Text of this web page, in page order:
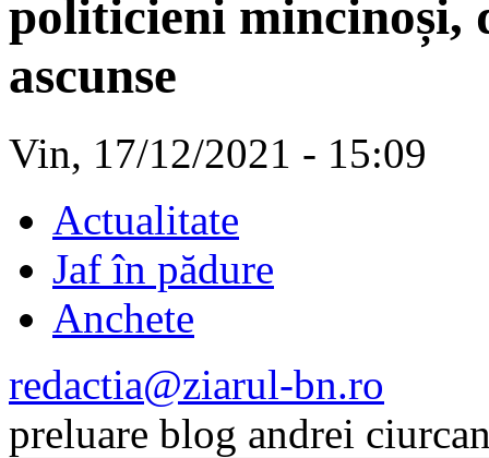
politicieni mincinoși,
ascunse
Vin, 17/12/2021 - 15:09
Actualitate
Jaf în pădure
Anchete
redactia@ziarul-bn.ro
preluare blog andrei